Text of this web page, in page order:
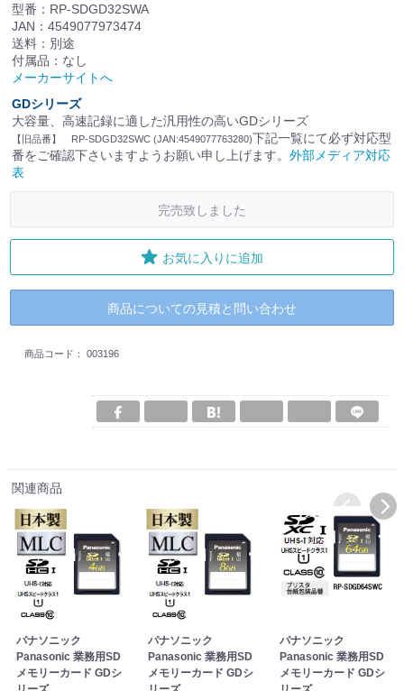
型番：RP-SDGD32SWA
JAN：4549077973474
送料：別途
付属品：なし
メーカーサイトへ
GDシリーズ
大容量、高速記録に適した汎用性の高いGDシリーズ
【旧品番】 RP-SDGD32SWC (JAN:4549077763280)下記一覧にて必ず対応型
番をご確認下さいますようお願い申し上げます。 外部メディア対応
表
完売致しました
お気に入りに追加
商品についての見積と問い合わせ
商品コード： 003196
関連商品
パナソニック
Panasonic 業務用SD
メモリーカード GDシ
パナソニック
Panasonic 業務用SD
メモリーカード GDシ
パナソニック
Panasonic 業務用SD
メモリーカード GDシ